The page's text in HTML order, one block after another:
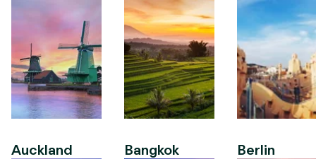
Auckland Bangkok Berlin